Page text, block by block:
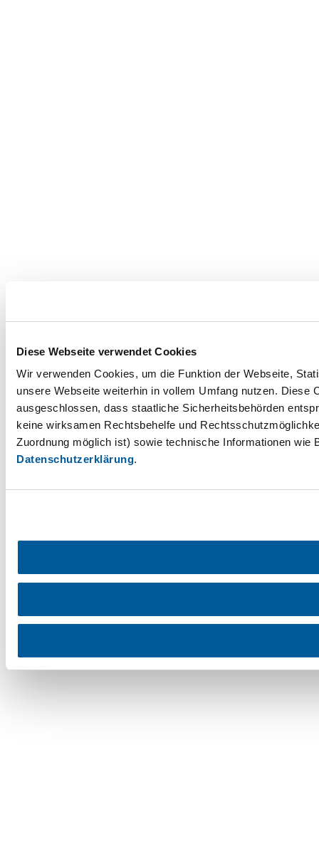
Diese Webseite verwendet Cookies
Wir verwenden Cookies, um die Funktion der Webseite,
unsere Webseite weiterhin in vollem Umfang nutzen.
ausgeschlossen, dass staatliche Sicherheitsbehörden
keine wirksamen Rechtsbehelfe und
Zuordnung möglich ist) sowie technische Informationen wie
Datenschutzerklärung.